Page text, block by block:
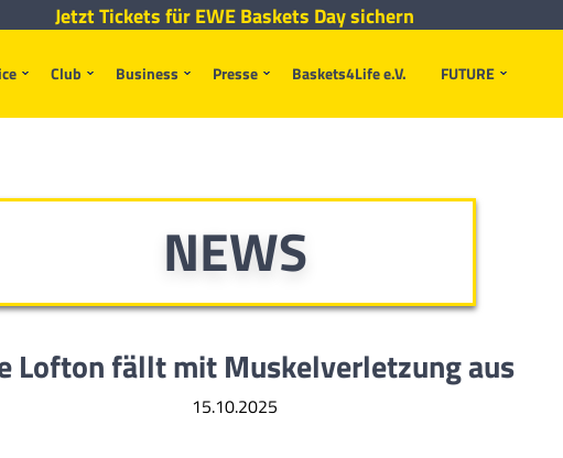
Club Business Presse Baskets4Life e.V. FUTURE
Jetzt Tickets für EWE Baskets Day sichern
NEWS
Lofton fällt mit Muskelverletzung aus
15.10.2025